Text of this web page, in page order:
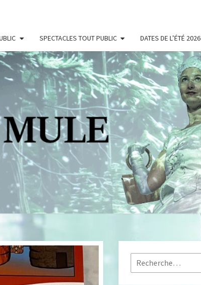
SPECTACLES TOUT PUBLIC DATES DE L’ÉTÉ 2026
De
Rechercher :